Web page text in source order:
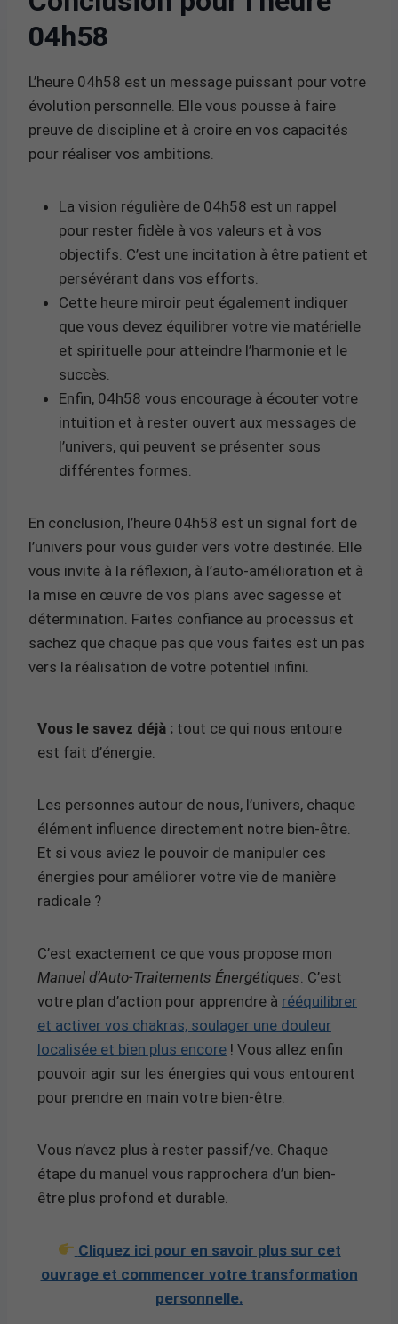
04h58
L’heure 04h58 est un message puissant pour votre
évolution personnelle. Elle vous pousse à faire
preuve de discipline et à croire en vos capacités
pour réaliser vos ambitions.
La vision régulière de 04h58 est un rappel
pour rester fidèle à vos valeurs et à vos
objectifs. C’est une incitation à être patient et
persévérant dans vos efforts.
Cette heure miroir peut également indiquer
que vous devez équilibrer votre vie matérielle
et spirituelle pour atteindre l’harmonie et le
succès.
Enfin, 04h58 vous encourage à écouter votre
intuition et à rester ouvert aux messages de
l’univers, qui peuvent se présenter sous
différentes formes.
En conclusion, l’heure 04h58 est un signal fort de
l’univers pour vous guider vers votre destinée. Elle
vous invite à la réflexion, à l’auto-amélioration et à
la mise en œuvre de vos plans avec sagesse et
détermination. Faites confiance au processus et
sachez que chaque pas que vous faites est un pas
vers la réalisation de votre potentiel infini.
Vous le savez déjà : tout ce qui nous entoure
est fait d’énergie.
Les personnes autour de nous, l’univers, chaque
élément influence directement notre bien-être.
Et si vous aviez le pouvoir de manipuler ces
énergies pour améliorer votre vie de manière
radicale ?
C’est exactement ce que vous propose mon
Manuel d’Auto-Traitements Énergétiques . C’est
votre plan d’action pour apprendre à rééquilibrer
et activer vos chakras, soulager une douleur
localisée et bien plus encore ! Vous allez enfin
pouvoir agir sur les énergies qui vous entourent
pour prendre en main votre bien-être.
Vous n’avez plus à rester passif/ve. Chaque
étape du manuel vous rapprochera d’un bien-
être plus profond et durable.
Cliquez ici pour en savoir plus sur cet
ouvrage et commencer votre transformation
personnelle.